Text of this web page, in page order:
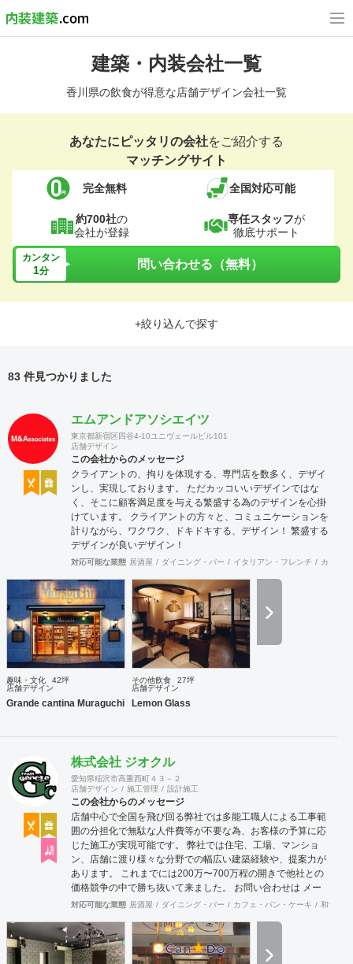
建築・内装会社一覧
香川県の飲食が得意な店舗デザイン会社一覧
あなたにピッタリの会社をご紹介する
マッチングサイト
完全無料 全国対応可能
約700社の
会社が登録
専任スタッフが
徹底サポート
カンタン
1分 問い合わせる（無料）
+絞り込んで探す
83 件見つかりました
エムアンドアソシエイツ
東京都新宿区四谷4-10ユニヴェールビル101
店舗デザイン
この会社からのメッセージ
クライアントの、拘りを体現する、専門店を数多く、デザイ
ンし、実現しております。 ただカッコいいデザインではな
く、そこに顧客満足度を与える繁盛する為のデザインを心掛
けています。 クライアントの方々と、コミュニケーションを
計りながら、ワクワク、ドキドキする、デザイン！ 繁盛する
デザインが良いデザイン！
対応可能な業態 居酒屋 ダイニング・バー イタリアン・フレンチ カフェ
趣味・文化
42坪
店舗デザイン
Grande cantina Muraguchi
その他飲食
27坪
店舗デザイン
Lemon Glass
株式会社 ジオクル
愛知県稲沢市高重西町４３－２
店舗デザイン
施工管理 設計施工
この会社からのメッセージ
店舗中心で全国を飛び回る弊社では多能工職人による工事範
囲の分担化で無駄な人件費等が不要な為、お客様の予算に応
じた施工が実現可能です。 弊社では住宅、工場、マンショ
ン、店舗に渡り様々な分野での幅広い建築経験や、提案力が
あります。 これまでには200万〜700万程の開きで他社との
価格競争の中で勝ち抜いて来ました。 お問い合わせは メー
ル（tenperhide31@icloud.com）からも承ります。 その他：
対応可能な業態 居酒屋 ダイニング・バー カフェ・パン・ケーキ 和食・